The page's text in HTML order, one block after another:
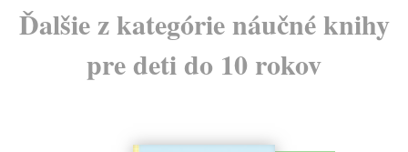
Ďalšie z kategórie náučné knihy
pre deti do 10 rokov